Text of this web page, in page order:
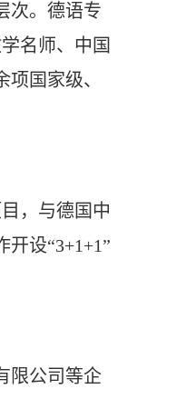
次。德语专
名师、中国
国家级、
，与德国中
设“3+1+1”
限公司等企